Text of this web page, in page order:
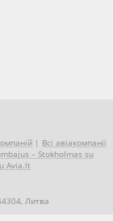
| Всі авіакомпанії
– Stokholmas su
Avia.lt
Литва